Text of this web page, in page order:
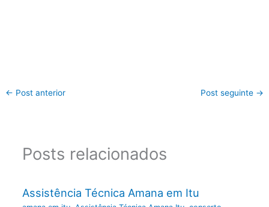
← Post anterior Post seguinte →
Posts relacionados
Assistência Técnica Amana em Itu